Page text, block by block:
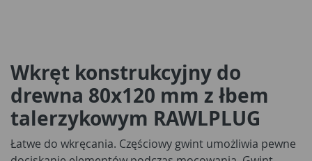
Wkręt konstrukcyjny do
drewna 80x120 mm z łbem
talerzykowym RAWLPLUG
Łatwe do wkręcania. Częściowy gwint umożliwia pewne